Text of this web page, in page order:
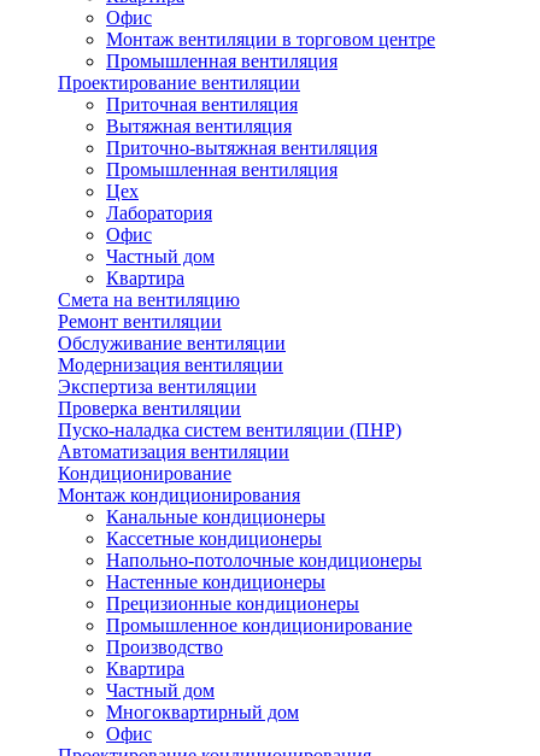
Офис
Монтаж вентиляции в торговом центре
Промышленная вентиляция
Проектирование вентиляции
Приточная вентиляция
Вытяжная вентиляция
Приточно-вытяжная вентиляция
Промышленная вентиляция
Цех
Лаборатория
Офис
Частный дом
Квартира
Смета на вентиляцию
Ремонт вентиляции
Обслуживание вентиляции
Модернизация вентиляции
Экспертиза вентиляции
Проверка вентиляции
Пуско-наладка систем вентиляции (ПНР)
Автоматизация вентиляции
Кондиционирование
Монтаж кондиционирования
Канальные кондиционеры
Кассетные кондиционеры
Напольно-потолочные кондиционеры
Настенные кондиционеры
Прецизионные кондиционеры
Промышленное кондиционирование
Производство
Квартира
Частный дом
Многоквартирный дом
Офис